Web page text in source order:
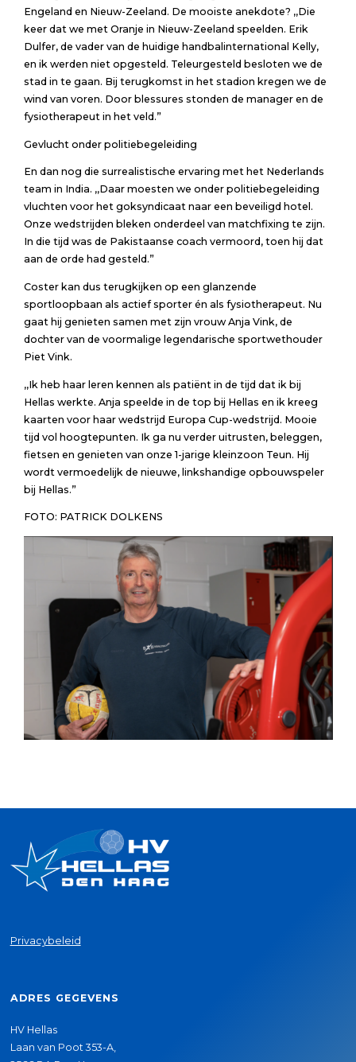
Engeland en Nieuw-Zeeland. De mooiste anekdote? ,,Die
keer dat we met Oranje in Nieuw-Zeeland speelden. Erik
Dulfer, de vader van de huidige handbalinternational Kelly,
en ik werden niet opgesteld. Teleurgesteld besloten we de
stad in te gaan. Bij terugkomst in het stadion kregen we de
wind van voren. Door blessures stonden de manager en de
fysiotherapeut in het veld.”
Gevlucht onder politiebegeleiding
En dan nog die surrealistische ervaring met het Nederlands
team in India. ,,Daar moesten we onder politiebegeleiding
vluchten voor het goksyndicaat naar een beveiligd hotel.
Onze wedstrijden bleken onderdeel van matchfixing te zijn.
In die tijd was de Pakistaanse coach vermoord, toen hij dat
aan de orde had gesteld.”
Coster kan dus terugkijken op een glanzende
sportloopbaan als actief sporter én als fysiotherapeut. Nu
gaat hij genieten samen met zijn vrouw Anja Vink, de
dochter van de voormalige legendarische sportwethouder
Piet Vink.
,,Ik heb haar leren kennen als patiënt in de tijd dat ik bij
Hellas werkte. Anja speelde in de top bij Hellas en ik kreeg
kaarten voor haar wedstrijd Europa Cup-wedstrijd. Mooie
tijd vol hoogtepunten. Ik ga nu verder uitrusten, beleggen,
fietsen en genieten van onze 1-jarige kleinzoon Teun. Hij
wordt vermoedelijk de nieuwe, linkshandige opbouwspeler
bij Hellas.”
FOTO: PATRICK DOLKENS
Privacybeleid
ADRES GEGEVENS
HV Hellas
Laan van Poot 353-A,